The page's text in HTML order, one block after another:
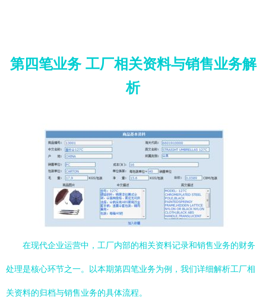
第四笔业务 工厂相关资料与销售业务解
析
在现代企业运营中，工厂内部的相关资料记录和销售业务的财务
处理是核心环节之一。以本期第四笔业务为例，我们详细解析工厂相
关资料的归档与销售业务的具体流程。